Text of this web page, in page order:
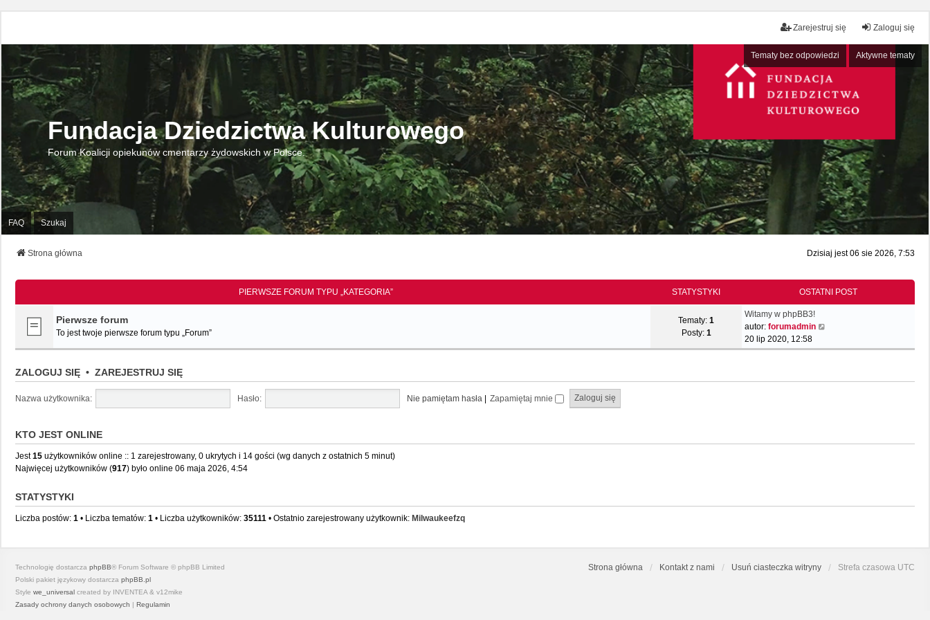
Zaloguj się
Zarejestruj się
Tematy bez odpowiedzi Aktywne tematy
Fundacja Dziedzictwa Kulturowego
Forum Koalicji opiekunów cmentarzy żydowskich w Polsce.
FAQ Szukaj
Dzisiaj jest 06 sie 2026, 7:53
Strona główna
PIERWSZE FORUM TYPU „KATEGORIA” STATYSTYKI OSTATNI POST
Pierwsze forum
To jest twoje pierwsze forum typu „Forum”
Tematy: 1
Posty: 1
Witamy w phpBB3!
autor: forumadmin
ś
o
s
20 lip 2020, 12:58
ZALOGUJ SIĘ • ZAREJESTRUJ SIĘ
Nazwa użytkownika: Hasło: Nie pamiętam hasła | Zapamiętaj mnie
KTO JEST ONLINE
Jest15 użytkowników online :: 1 zarejestrowany, 0 ukrytych i 14 gości (wg danych z ostatnich 5 minut)
Najwięcej użytkowników (917) było online 06 maja 2026, 4:54
STATYSTYKI
Liczba postów: 1 • Liczba tematów: 1 • Liczba użytkowników: 35111 • Ostatnio zarejestrowany użytkownik: Milwaukeefzq
Strona główna Kontakt z nami Usuń ciasteczka witryny Strefa czasowa UTC
Technologię dostarcza phpBB® Forum Software © phpBB Limited
Polski pakiet językowy dostarcza phpBB.pl
Style we_universal created by INVENTEA & v12mike
Zasady ochrony danych osobowych | Regulamin